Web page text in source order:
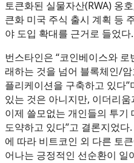
토큰화된 실물자산(RWA) 옹
큰화 미국 주식 출시 계획 등
야 도입 확대를 근거로 들었다.
번스타인은 “코인베이스와
래하는 것을 넘어 블록체인/
플리케이션을 구축하고 있다
있는 것은 아니지만, 이더리
이제 쓸모없는 개인들의 투기
도약하고 있다”고 결론지었
에 따라 비트코인 외 다른 토
어나는 긍정적인 선순환이 일